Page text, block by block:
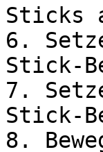
Sticks
6.
Stick-
7.
Stick-
8.